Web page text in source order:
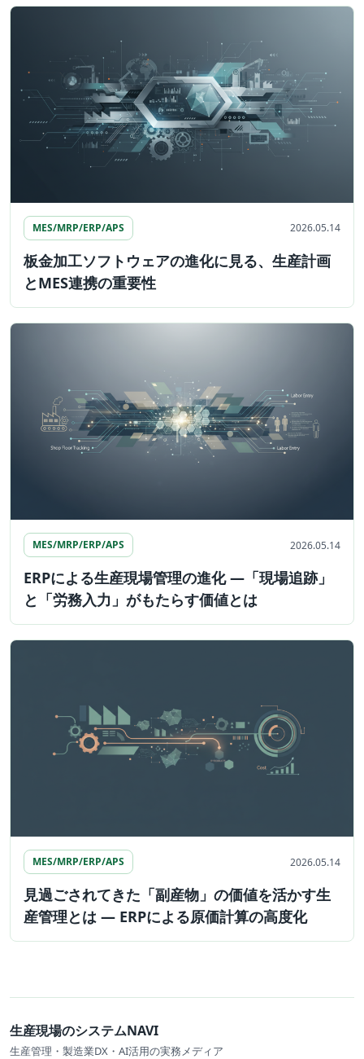
MES/MRP/ERP/APS 2026.05.14
板金加工ソフトウェアの進化に見る、生産計画
とMES連携の重要性
MES/MRP/ERP/APS 2026.05.14
ERPによる生産現場管理の進化 ―「現場追跡」
と「労務入力」がもたらす価値とは
MES/MRP/ERP/APS 2026.05.14
見過ごされてきた「副産物」の価値を活かす生
産管理とは ― ERPによる原価計算の高度化
生産現場のシステムNAVI
生産管理・製造業DX・AI活用の実務メディア